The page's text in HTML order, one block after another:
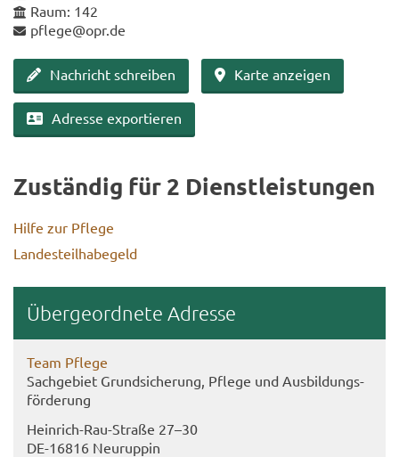
Raum: 142
pfle­ge@opr.de
Nach­richt schrei­ben Karte an­zei­gen
Adres­se ex­por­tie­ren
Zu­stän­dig für 2 Dienst­leis­tun­gen
Hilfe zur Pfle­ge
Lan­des­teil­ha­be­geld
Über­ge­ord­ne­te Adres­se
Team Pfle­ge
Sach­ge­biet Grund­si­che­rung, Pfle­ge und Aus­bil­dungs­
för­de­rung
Heinrich-​​Rau-​Straße 27–30
DE-​16816 Neu­rup­pin